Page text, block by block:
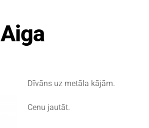
Aiga
Dīvāns uz metāla kājām.
Cenu jautāt.